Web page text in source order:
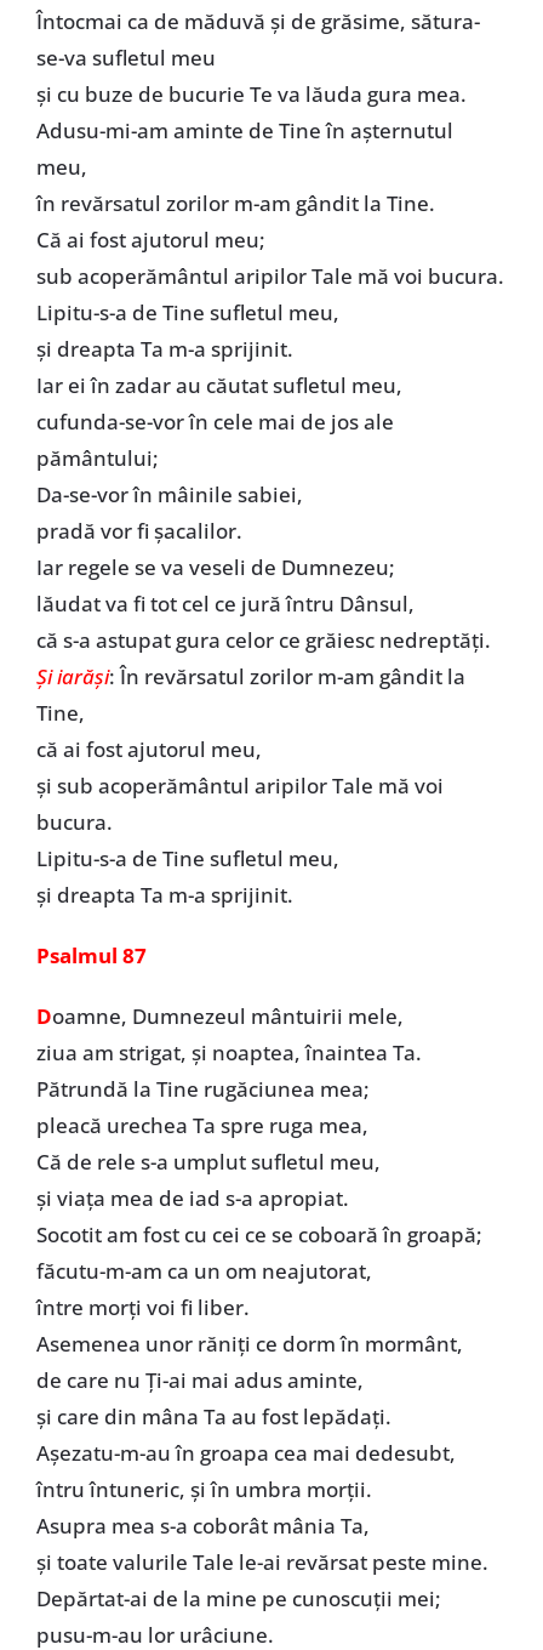
Întocmai ca de măduvă şi de grăsime, sătura-
se-va sufletul meu
şi cu buze de bucurie Te va lăuda gura mea.
Adusu-mi-am aminte de Tine în aşternutul
meu,
în revărsatul zorilor m-am gândit la Tine.
Că ai fost ajutorul meu;
sub acoperământul aripilor Tale mă voi bucura.
Lipitu-s-a de Tine sufletul meu,
şi dreapta Ta m-a sprijinit.
Iar ei în zadar au căutat sufletul meu,
cufunda-se-vor în cele mai de jos ale
pământului;
Da-se-vor în mâinile sabiei,
pradă vor fi şacalilor.
Iar regele se va veseli de Dumnezeu;
lăudat va fi tot cel ce jură întru Dânsul,
că s-a astupat gura celor ce grăiesc nedreptăţi.
Şi iarăşi: În revărsatul zorilor m-am gândit la
Tine,
că ai fost ajutorul meu,
şi sub acoperământul aripilor Tale mă voi
bucura.
Lipitu-s-a de Tine sufletul meu,
şi dreapta Ta m-a sprijinit.
Psalmul 87
Doamne, Dumnezeul mântuirii mele,
ziua am strigat, şi noaptea, înaintea Ta.
Pătrundă la Tine rugăciunea mea;
pleacă urechea Ta spre ruga mea,
Că de rele s-a umplut sufletul meu,
şi viaţa mea de iad s-a apropiat.
Socotit am fost cu cei ce se coboară în groapă;
făcutu-m-am ca un om neajutorat,
între morţi voi fi liber.
Asemenea unor răniţi ce dorm în mormânt,
de care nu Ți-ai mai adus aminte,
şi care din mâna Ta au fost lepădaţi.
Aşezatu-m-au în groapa cea mai dedesubt,
întru întuneric, şi în umbra morţii.
Asupra mea s-a coborât mânia Ta,
şi toate valurile Tale le-ai revărsat peste mine.
Depărtat-ai de la mine pe cunoscuţii mei;
pusu-m-au lor urâciune.